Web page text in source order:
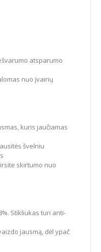
atsparumo
nuo įvairių
kuris jaučiamas
švelniu
skirtumo nuo
Stikliukas turi anti-
jausmą, dėl ypač